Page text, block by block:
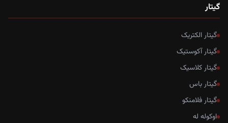
گیتار
گیتار الکتریک
گیتار آکوستیک
گیتار کلاسیک
گیتار باس
گیتار فلامنکو
اوکوله له